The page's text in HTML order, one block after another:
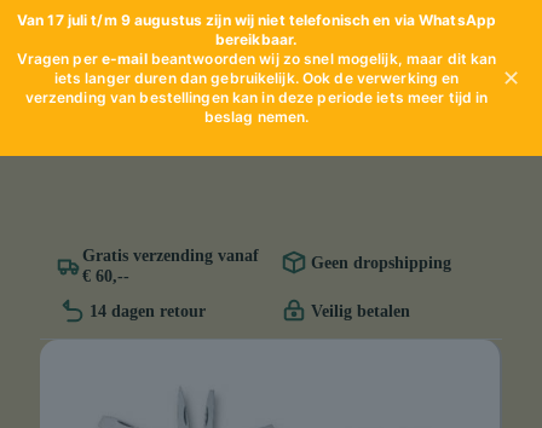
Van 17 juli t/m 9 augustus zijn wij niet telefonisch en via WhatsApp
bereikbaar.
Vragen per e-mailbeantwoorden wij zo snel mogelijk, maar dit kan
iets langer duren dan gebruikelijk. Ook de verwerking en
verzending van bestellingen kan in deze periode iets meer tijd in
beslag nemen.
✕
Gratis verzending vanaf
€ 60,--
Geen dropshipping
14 dagen retour Veilig betalen